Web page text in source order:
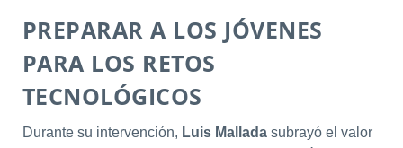
PREPARAR A LOS JÓVENES
PARA LOS RETOS
TECNOLÓGICOS
Durante su intervención, Luis Malladasubrayó el valor